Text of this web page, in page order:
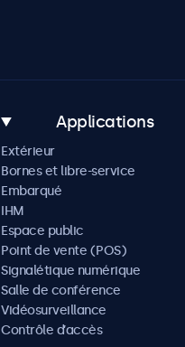
Applications
Extérieur
Bornes et libre-service
Embarqué
IHM
Espace public
Point de vente (POS)
Signalétique numérique
Salle de conférence
Vidéosurveillance
Contrôle d’accès